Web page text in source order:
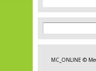
Search
Search
MC_ONLINE ©